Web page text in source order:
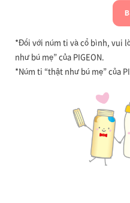
*Đối với núm ti và cổ bình, vui
như bú mẹ” của PIGEON.
*Núm ti “thật như bú mẹ” của